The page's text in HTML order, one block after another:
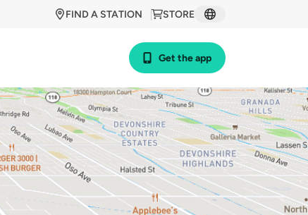
STORE
FIND A STATION
Get the app